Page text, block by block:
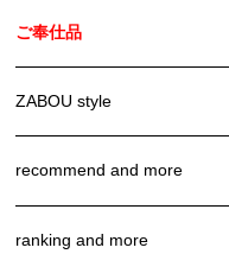
ご奉仕品
ZABOU style
recommend and more
ranking and more